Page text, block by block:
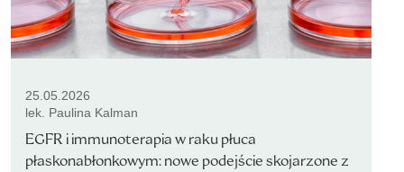
25.05.2026
lek. Paulina Kalman
EGFR i immunoterapia w raku płuca
płaskonabłonkowym: nowe podejście skojarzone z